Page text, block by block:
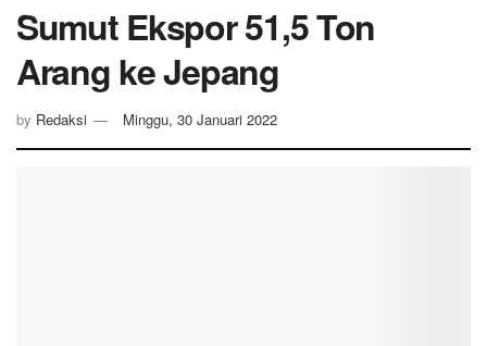
Sumut Ekspor 51,5 Ton
Arang ke Jepang
by Redaksi Minggu, 30 Januari 2022